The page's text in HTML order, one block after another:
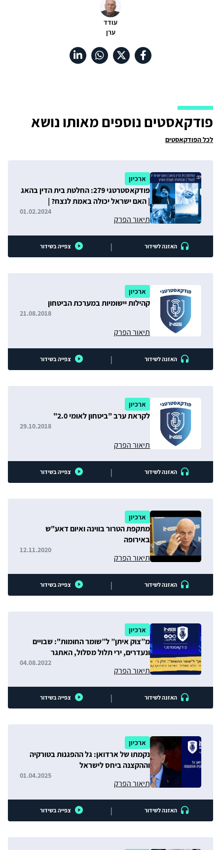
עודד
ערן
פודקאסטים נוספים מאותו נושא
לכל הפודקאסטים
ארכיון
פודקאסטרטגי 279: החלטת בית הדין בהאג
| האם ישראל יכולה באמת לנצח? |
תיאור הפרק
01.02.2024
האזנה לשידור | צפייה בשידור
ארכיון
קהילות יישומיות במערכת הביטחון
תיאור הפרק
21.08.2018
האזנה לשידור | צפייה בשידור
ארכיון
לקראת ערב "ביטחון לאומי 2.0"
תיאור הפרק
29.10.2018
האזנה לשידור | צפייה בשידור
ארכיון
מתקפת הטרור בווינה ואיום דאע"ש
באירופה
תיאור הפרק
12.11.2020
האזנה לשידור | צפייה בשידור
ארכיון
מ”צוק איתן” ל”שומר החומות": שבויים
ונעדרים, ירי תלול מסלול, האתגר
תיאור הפרק
04.08.2022
האזנה לשידור | צפייה בשידור
ארכיון
נקמתו של ארדואן: גל ההפגנות בטורקיה
וההקצנה ביחס לישראל
תיאור הפרק
01.04.2025
האזנה לשידור | צפייה בשידור